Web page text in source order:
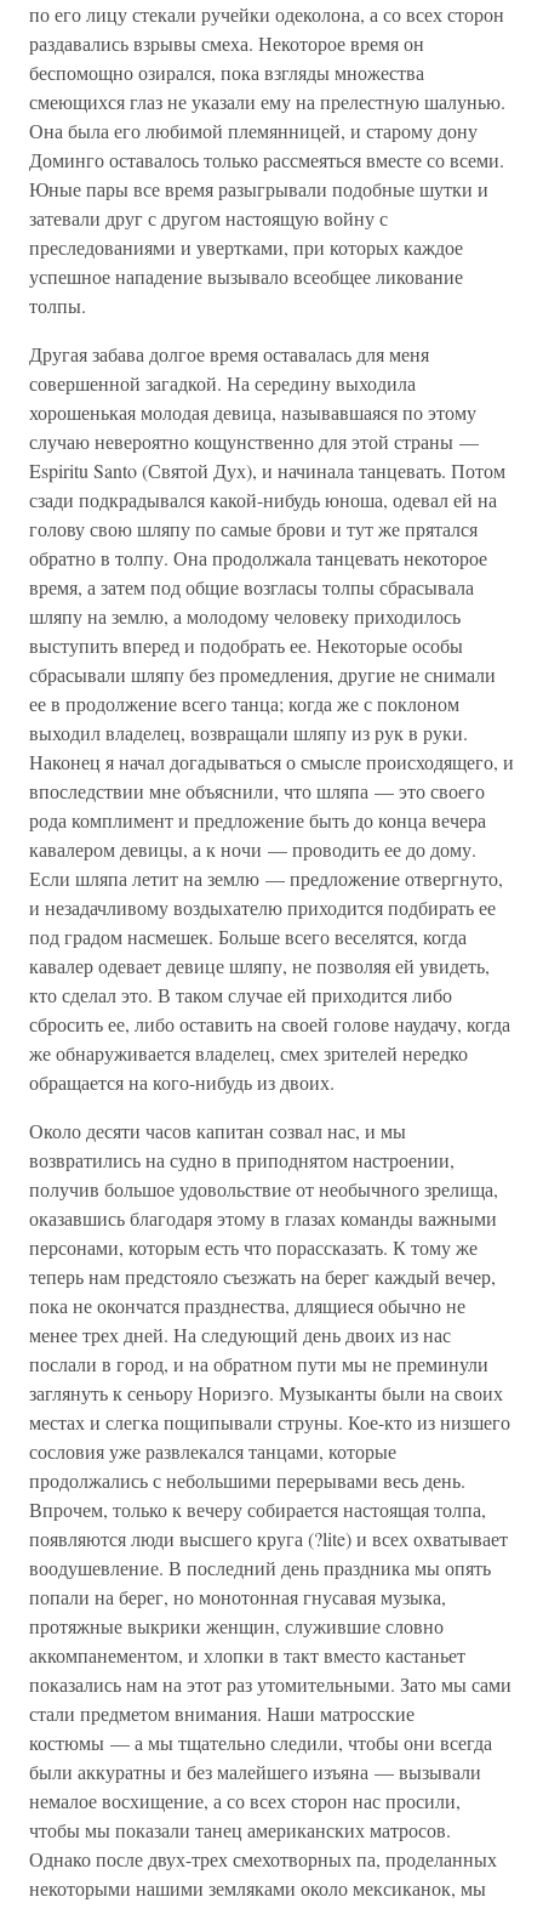
по его лицу стекали ручейки одеколона, а со всех сторон
раздавались взрывы смеха. Некоторое время он
беспомощно озирался, пока взгляды множества
смеющихся глаз не указали ему на прелестную шалунью.
Она была его любимой племянницей, и старому дону
Доминго оставалось только рассмеяться вместе со всеми.
Юные пары все время разыгрывали подобные шутки и
затевали друг с другом настоящую войну с
преследованиями и увертками, при которых каждое
успешное нападение вызывало всеобщее ликование
толпы.
Другая забава долгое время оставалась для меня
совершенной загадкой. На середину выходила
хорошенькая молодая девица, называвшаяся по этому
случаю невероятно кощунственно для этой страны —
Espiritu Santo (Святой Дух), и начинала танцевать. Потом
сзади подкрадывался какой-нибудь юноша, одевал ей на
голову свою шляпу по самые брови и тут же прятался
обратно в толпу. Она продолжала танцевать некоторое
время, а затем под общие возгласы толпы сбрасывала
шляпу на землю, а молодому человеку приходилось
выступить вперед и подобрать ее. Некоторые особы
сбрасывали шляпу без промедления, другие не снимали
ее в продолжение всего танца; когда же с поклоном
выходил владелец, возвращали шляпу из рук в руки.
Наконец я начал догадываться о смысле происходящего, и
впоследствии мне объяснили, что шляпа — это своего
рода комплимент и предложение быть до конца вечера
кавалером девицы, а к ночи — проводить ее до дому.
Если шляпа летит на землю — предложение отвергнуто,
и незадачливому воздыхателю приходится подбирать ее
под градом насмешек. Больше всего веселятся, когда
кавалер одевает девице шляпу, не позволяя ей увидеть,
кто сделал это. В таком случае ей приходится либо
сбросить ее, либо оставить на своей голове наудачу, когда
же обнаруживается владелец, смех зрителей нередко
обращается на кого-нибудь из двоих.
Около десяти часов капитан созвал нас, и мы
возвратились на судно в приподнятом настроении,
получив большое удовольствие от необычного зрелища,
оказавшись благодаря этому в глазах команды важными
персонами, которым есть что порассказать. К тому же
теперь нам предстояло съезжать на берег каждый вечер,
пока не окончатся празднества, длящиеся обычно не
менее трех дней. На следующий день двоих из нас
послали в город, и на обратном пути мы не преминули
заглянуть к сеньору Нориэго. Музыканты были на своих
местах и слегка пощипывали струны. Кое-кто из низшего
сословия уже развлекался танцами, которые
продолжались с небольшими перерывами весь день.
Впрочем, только к вечеру собирается настоящая толпа,
появляются люди высшего круга (?lite) и всех охватывает
воодушевление. В последний день праздника мы опять
попали на берег, но монотонная гнусавая музыка,
протяжные выкрики женщин, служившие словно
аккомпанементом, и хлопки в такт вместо кастаньет
показались нам на этот раз утомительными. Зато мы сами
стали предметом внимания. Наши матросские
костюмы — а мы тщательно следили, чтобы они всегда
были аккуратны и без малейшего изъяна — вызывали
немалое восхищение, а со всех сторон нас просили,
чтобы мы показали танец американских матросов.
Однако после двух-трех смехотворных па, проделанных
некоторыми нашими земляками около мексиканок, мы